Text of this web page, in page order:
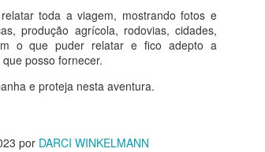
toda a viagem, mostrando fotos e
produção agrícola, rodovias, cidades,
o que puder relatar e fico adepto a
posso fornecer.
e proteja nesta aventura.
por DARCI WINKELMANN